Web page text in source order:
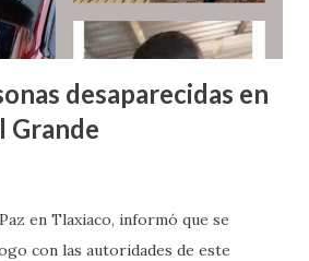
desaparecidas en
Grande
en Tlaxiaco, informó que se
con las autoridades de este